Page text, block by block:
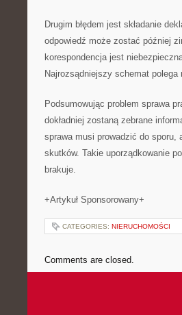
Drugim błędem jest składanie
odpowiedź może zostać później
korespondencja jest
Najrozsądniejszy schemat
Podsumowując problem sprawa
dokładniej zostaną zebrane
sprawa musi prowadzić do sporu,
skutków. Takie uporządkowanie
brakuje.
+Artykuł Sponsorowany+
CATEGORIES: NIERUCHOMOŚCI
Comments are closed.